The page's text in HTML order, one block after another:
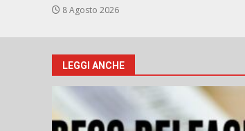
8 Agosto 2026
LEGGI ANCHE